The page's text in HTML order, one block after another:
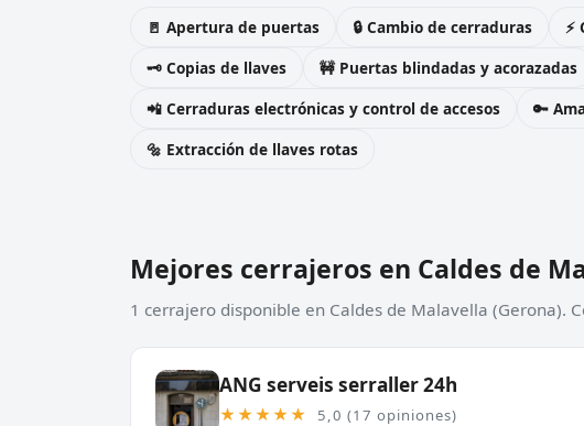
🚪 Apertura de puertas 🔒 Cambio de cerraduras
🗝️ Copias de llaves
🚧 Puertas blindadas y acorazadas
📲 Cerraduras electrónicas y control de accesos
🔑
🔩 Extracción de llaves rotas
Mejores cerrajeros en Caldes de
1 cerrajero disponible en Caldes de Malavella (Gerona).
ANG serveis serraller 24h
★★★★★ 5,0 (17 opiniones)